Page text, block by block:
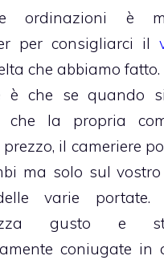
ordinazioni è
per consigliarci il
che abbiamo
è che se quando
che la propria
il cameriere
ma solo sul
varie portate.
gusto e
coniugate in